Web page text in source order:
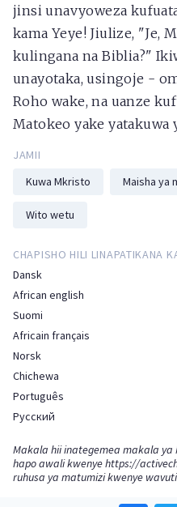
jinsi unavyoweza
kama Yeye! Jiulize, "Je,
kulingana na Biblia?"
unayotaka, usingoje -
Roho wake, na uanze
Matokeo yake yatakuwa
JAMII
Kuwa Mkristo
Maisha ya
Wito wetu
CHAPISHO HILI LINAPATIKANA
Dansk
African english
Suomi
Africain français
Norsk
Chichewa
Português
Русский
Makala hii inategemea makala ya
hapo awali kwenyehttps://
ruhusa ya matumizi kwenye